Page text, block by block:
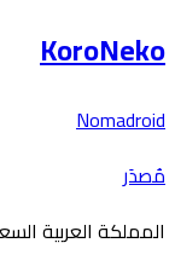
KoroNeko
Nomadroid
مُصدَر
المملكة العربية